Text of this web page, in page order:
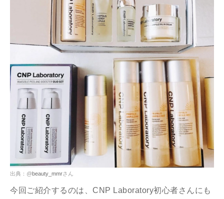
出典：@beauty_mmrさん
今回ご紹介するのは、CNP Laboratory初心者さんにも